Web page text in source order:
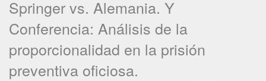
Springer vs. Alemania. Y
Conferencia: Análisis de la
proporcionalidad en la prisión
preventiva oficiosa.